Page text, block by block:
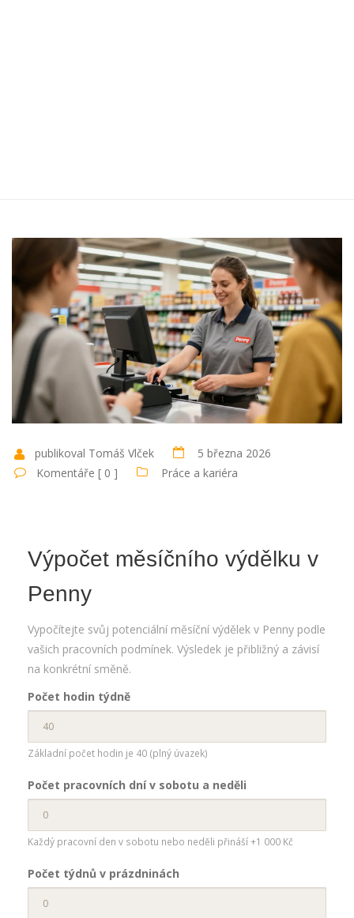
publikoval Tomáš Vlček
5 března 2026
Komentáře [ 0 ]
Práce a kariéra
Výpočet měsíčního výdělku v
Penny
Vypočítejte svůj potenciální měsíční výdělek v Penny podle
vašich pracovních podmínek. Výsledek je přibližný a závisí
na konkrétní směně.
Počet hodin týdně
Základní počet hodin je 40 (plný úvazek)
Počet pracovních dní v sobotu a neděli
Každý pracovní den v sobotu nebo neděli přináší +1 000 Kč
Počet týdnů v prázdninách